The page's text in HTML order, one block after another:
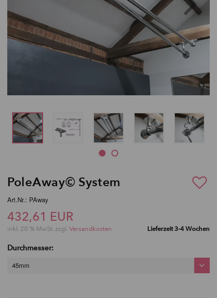
PoleAway© System
Art.Nr.: PAway
432,61 EUR
inkl. 20 % MwSt. zzgl. Versandkosten Lieferzeit 3-4 Wochen
Durchmesser:
45mm